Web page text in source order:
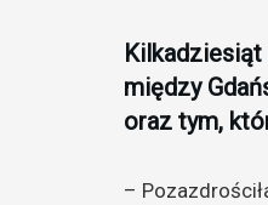
między
oraz tym,
–